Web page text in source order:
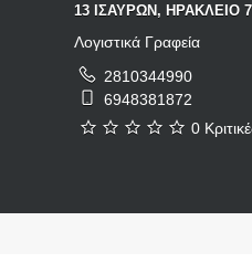
13 ΙΣΑΥΡΩΝ, ΗΡΑΚΛΕΙΟ
Λογιστικά Γραφεία
2810344990
6948381872
0